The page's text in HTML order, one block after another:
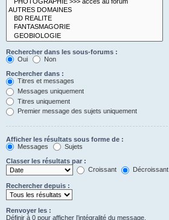
Rechercher dans les sous-forums :
Oui
Non
Rechercher dans :
Titres et messages
Messages uniquement
Titres uniquement
Premier message des sujets uniquement
Afficher les résultats sous forme de :
Messages
Sujets
Classer les résultats par :
Croissant
Décroissant
Rechercher depuis :
Renvoyer les :
Définir à 0 pour afficher l’intégralité du message.